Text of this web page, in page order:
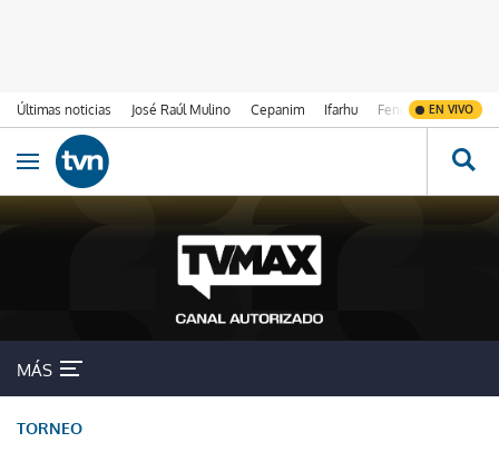
Últimas noticias José Raúl Mulino Cepanim Ifarhu Fenómeno de El
EN VIVO
Ir al contenido
Obrir navegació
MÁS
TORNEO